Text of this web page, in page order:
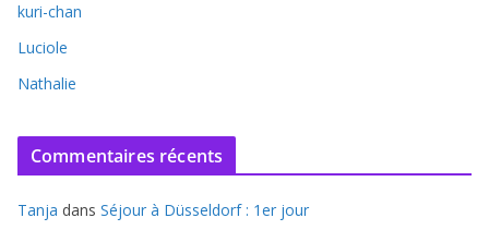
kuri-chan
Luciole
Nathalie
Commentaires récents
Tanja dans Séjour à Düsseldorf : 1er jour